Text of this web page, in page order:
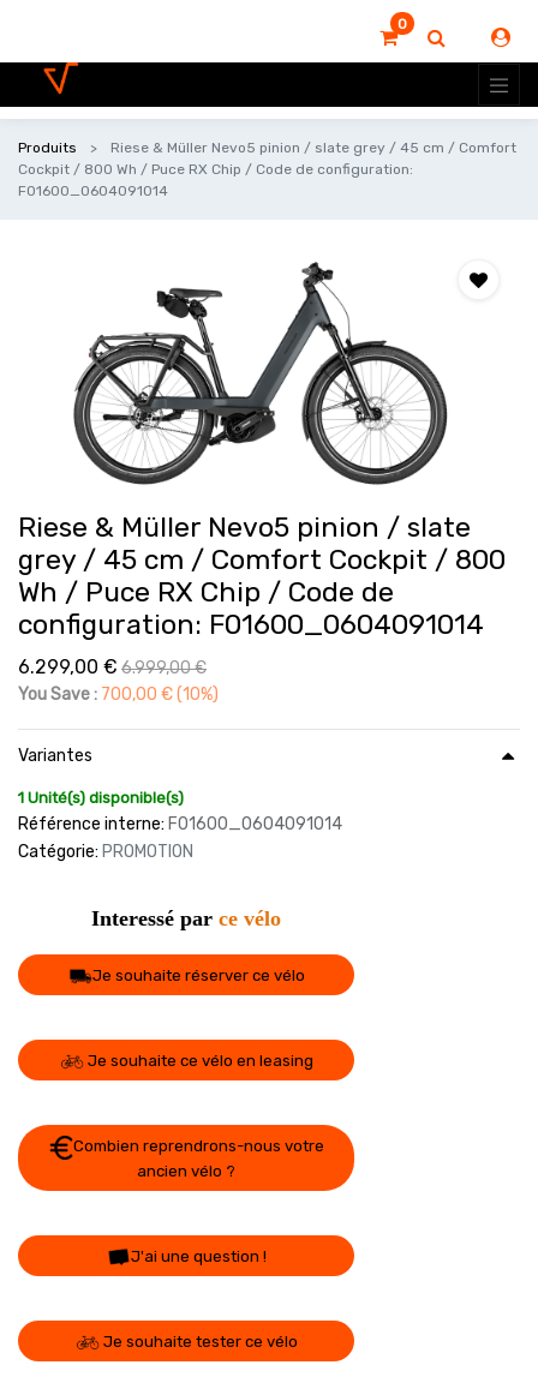
0
Produits
Riese & Müller Nevo5 pinion / slate grey / 45 cm / Comfort
Cockpit / 800 Wh / Puce RX Chip / Code de configuration:
F01600_0604091014
Riese & Müller Nevo5 pinion / slate
grey / 45 cm / Comfort Cockpit / 800
Wh / Puce RX Chip / Code de
configuration: F01600_0604091014
6.299,00 € 6.999,00€
You Save : 700,00 €(10%)
Variantes
1 Unité(s) disponible(s)
Référence interne: F01600_0604091014
Catégorie: PROMOTION
Interessé par ce vélo
Je souhaite réserver ce vélo
Je souhaite ce vélo en leasing
Combien reprendrons-nous votre
ancien vélo ?
J'ai une question !
Je souhaite tester ce vélo